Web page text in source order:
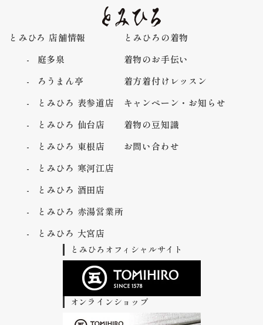
とみひろオフィシャルサイト
オンラインショップ
とみひろ 店舗情報
庭多泉
ろうまん亭
とみひろ 表参道店
とみひろ 仙台店
とみひろ 東根店
とみひろ 寒河江店
とみひろ 酒田店
とみひろ 赤湯営業所
とみひろ 大宮店
とみひろの着物
着物のお手伝い
着方着付けレッスン
キャンペーン・お知らせ
着物の豆知識
お問い合わせ